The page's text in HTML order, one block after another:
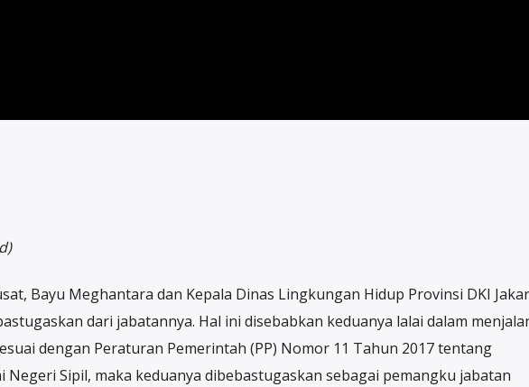
Bayu Meghantara dan Kepala Dinas Lingkungan Hidup Provinsi DKI
dari jabatannya. Hal ini disebabkan keduanya lalai dalam
dengan Peraturan Pemerintah (PP) Nomor 11 Tahun 2017 tentang
Negeri Sipil, maka keduanya dibebastugaskan sebagai pemangku jabatan